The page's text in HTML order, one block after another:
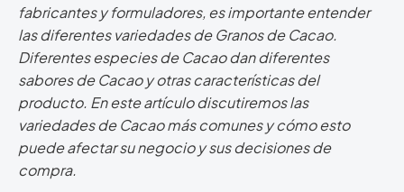
fabricantes y formuladores, es importante entender
las diferentes variedades de Granos de Cacao.
Diferentes especies de Cacao dan diferentes
sabores de Cacao y otras características del
producto. En este artículo discutiremos las
variedades de Cacao más comunes y cómo esto
puede afectar su negocio y sus decisiones de
compra.